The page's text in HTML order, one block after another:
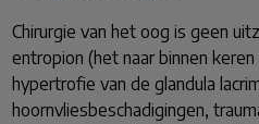
Chirurgie van het oog is geen
entropion (het naar binnen
hypertrofie van de glandula
hoornvliesbeschadigingen,